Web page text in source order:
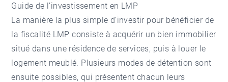
Guide de l’investissement en LMP
La manière la plus simple d’investir pour bénéficier de
la fiscalité LMP consiste à acquérir un bien immobilier
situé dans une résidence de services, puis à louer le
logement meublé. Plusieurs modes de détention sont
ensuite possibles, qui présentent chacun leurs